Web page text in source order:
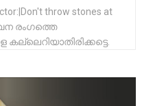
throw stones at
രംഗത്തെ